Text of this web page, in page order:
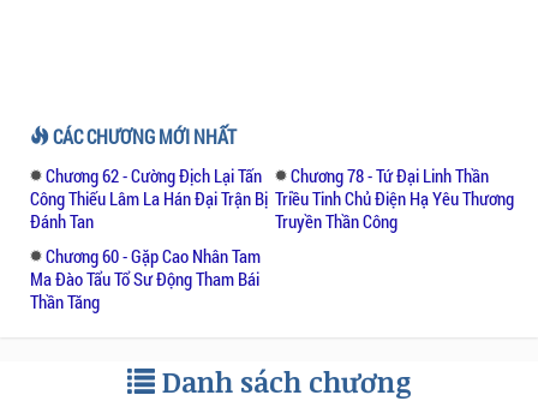
CÁC CHƯƠNG MỚI NHẤT
Chương 62 - Cường Địch Lại Tấn
Công Thiếu Lâm La Hán Đại Trận Bị
Đánh Tan
Chương 78 - Tứ Đại Linh Thần
Triều Tinh Chủ Điện Hạ Yêu Thương
Truyền Thần Công
Chương 60 - Gặp Cao Nhân Tam
Ma Đào Tẩu Tổ Sư Động Tham Bái
Thần Tăng
Danh sách chương